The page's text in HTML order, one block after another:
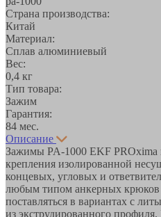
Страна производства:
Китай
Материал:
Сплав алюминиевый
Вес:
0,4 кг
Тип товара:
Зажим
Гарантия:
84 мес.
Описание
Зажимы PA-1000 EKF PROxima
крепления изолированной
концевых, угловых и
любым типом анкерных
поставляться в вариантах с
из экструдированного